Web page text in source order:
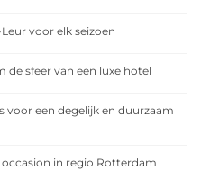
voor elk seizoen
sfeer van een luxe hotel
een degelijk en duurzaam
in regio Rotterdam